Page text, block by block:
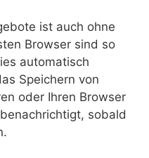
ist auch ohne
Browser sind so
automatisch
Speichern von
oder Ihren Browser
sobald